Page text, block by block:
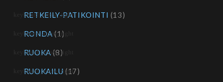
RETKEILY-PATIKOINTI (13)
RONDA (1)
RUOKA (8)
RUOKAILU (17)